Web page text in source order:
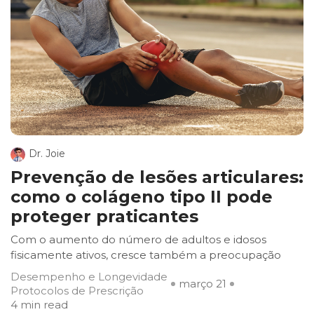
Dr. Joie
Prevenção de lesões articulares:
como o colágeno tipo II pode
proteger praticantes
Com o aumento do número de adultos e idosos
fisicamente ativos, cresce também a preocupação
Desempenho e Longevidade
Protocolos de Prescrição
março 21
4 min read